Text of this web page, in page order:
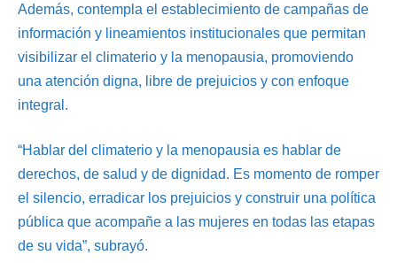
Además, contempla el establecimiento de campañas de
información y lineamientos institucionales que permitan
visibilizar el climaterio y la menopausia, promoviendo
una atención digna, libre de prejuicios y con enfoque
integral.
“Hablar del climaterio y la menopausia es hablar de
derechos, de salud y de dignidad. Es momento de romper
el silencio, erradicar los prejuicios y construir una política
pública que acompañe a las mujeres en todas las etapas
de su vida”, subrayó.